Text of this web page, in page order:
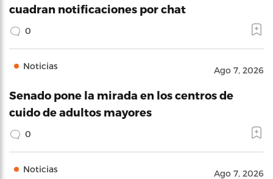
cuadran notificaciones por chat
0
Noticias Ago 7, 2026
Senado pone la mirada en los centros de
cuido de adultos mayores
0
Noticias Ago 7, 2026